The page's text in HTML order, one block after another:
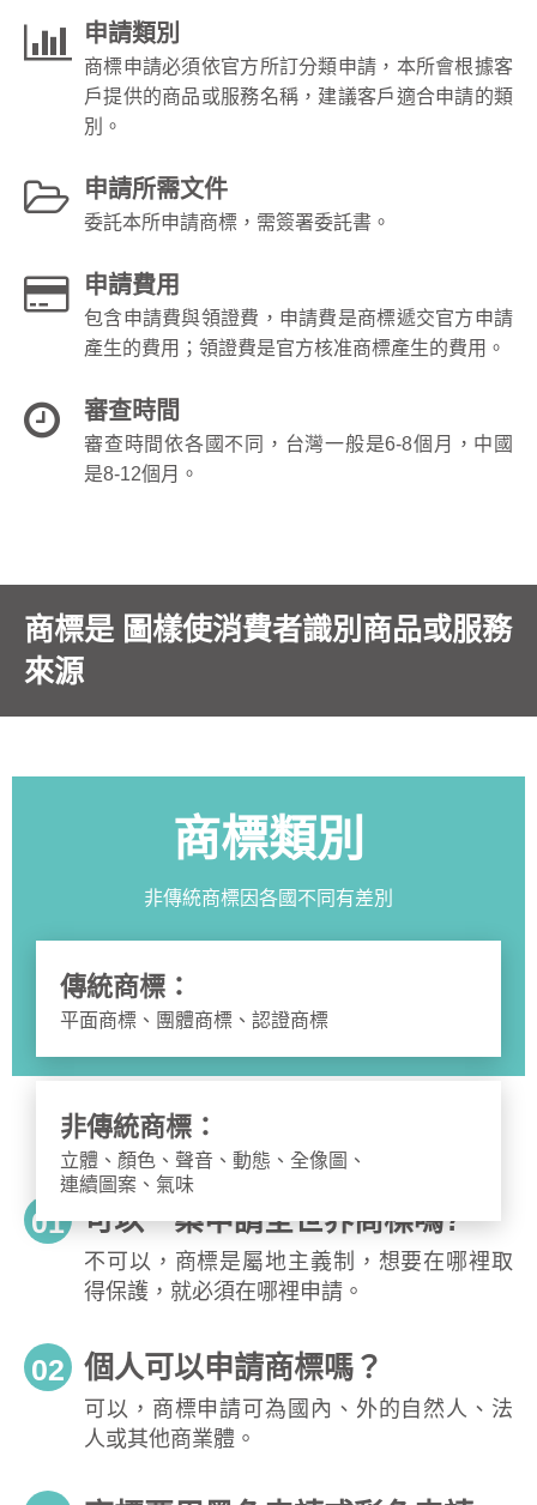
申請類別
商標申請必須依官方所訂分類申請，本所會根據客
戶提供的商品或服務名稱，建議客戶適合申請的類
別。
申請所需文件
委託本所申請商標，需簽署委託書。
申請費用
包含申請費與領證費，申請費是商標遞交官方申請
產生的費用；領證費是官方核准商標產生的費用。
審查時間
審查時間依各國不同，台灣一般是6-8個月，中國
是8-12個月。
商標是 圖樣使消費者識別商品或服務
來源
01 可以一案申請全世界商標嗎?
不可以，商標是屬地主義制，想要在哪裡取
得保護，就必須在哪裡申請。
02 個人可以申請商標嗎？
可以，商標申請可為國內、外的自然人、法
人或其他商業體。
商標類別
非傳統商標因各國不同有差別
傳統商標：
平面商標、團體商標、認證商標
非傳統商標：
立體、顏色、聲音、動態、全像圖、
連續圖案、氣味